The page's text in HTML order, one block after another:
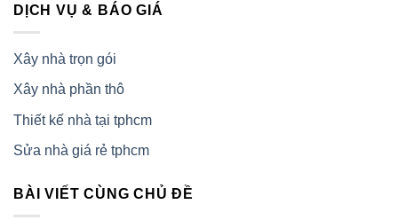
DỊCH VỤ & BÁO GIÁ
Xây nhà trọn gói
Xây nhà phần thô
Thiết kế nhà tại tphcm
Sửa nhà giá rẻ tphcm
BÀI VIẾT CÙNG CHỦ ĐỀ